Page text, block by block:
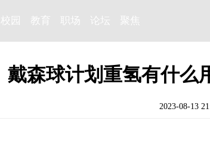
校园 教育 职场 论坛 聚焦
戴森球计划重氢有什么
2023-08-13